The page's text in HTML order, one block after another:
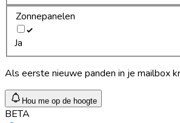
Zonnepanelen
Ja
Als eerste nieuwe panden in je mailbox
Hou me op de hoogte
BETA